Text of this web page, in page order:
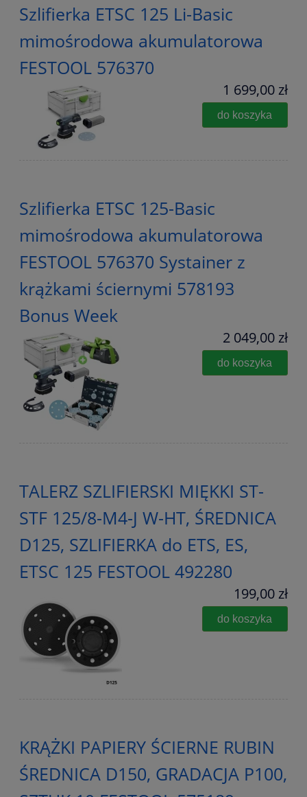
Szlifierka ETSC 125 Li-Basic
mimośrodowa akumulatorowa
FESTOOL 576370
1 699,00 zł
do koszyka
Szlifierka ETSC 125-Basic
mimośrodowa akumulatorowa
FESTOOL 576370 Systainer z
krążkami ściernymi 578193
Bonus Week
2 049,00 zł
do koszyka
TALERZ SZLIFIERSKI MIĘKKI ST-
STF 125/8-M4-J W-HT, ŚREDNICA
D125, SZLIFIERKA do ETS, ES,
ETSC 125 FESTOOL 492280
199,00 zł
do koszyka
KRĄŻKI PAPIERY ŚCIERNE RUBIN
ŚREDNICA D150, GRADACJA P100,